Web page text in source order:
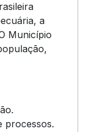
a
Município
processos.